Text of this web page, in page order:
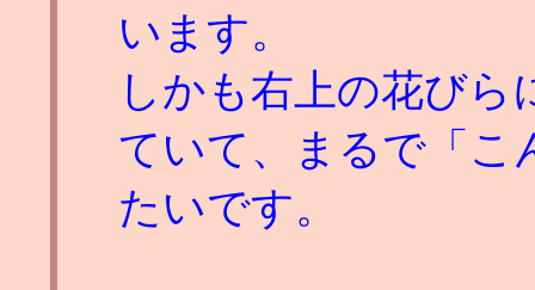
います。
しかも右上の花び
ていて、まるで「こ
たいです。